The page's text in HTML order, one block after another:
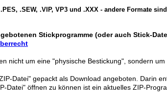
.SEW, .VIP, VP3 und .XXX - andere Formate
Stickprogramme (oder auch Stick-
nicht um eine "physische Bestickung", sondern
Datei" gepackt als Download angeboten. Darin
Datei" öffnen zu können ist ein aktuelles ZIP-